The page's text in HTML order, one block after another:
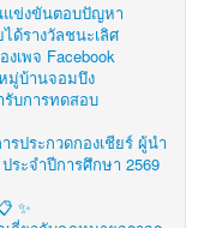
แข่งขันตอบปัญหา
ด้รางวัลชนะเลิศ
เพจ Facebook
มู่บ้านจอมบึง
รับการทดสอบ
ประกวดกองเชียร์ ผู้นำ
ระจำปีการศึกษา 2569
✨